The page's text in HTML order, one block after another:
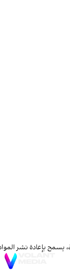
بإعادة نشر